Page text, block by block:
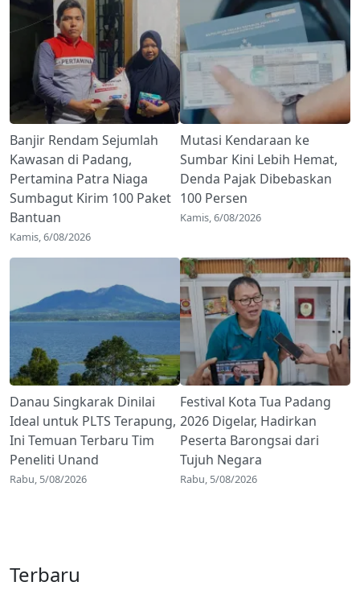
Banjir Rendam Sejumlah
Kawasan di Padang,
Pertamina Patra Niaga
Sumbagut Kirim 100 Paket
Bantuan
Kamis, 6/08/2026
Mutasi Kendaraan ke
Sumbar Kini Lebih Hemat,
Denda Pajak Dibebaskan
100 Persen
Kamis, 6/08/2026
Danau Singkarak Dinilai
Ideal untuk PLTS Terapung,
Ini Temuan Terbaru Tim
Peneliti Unand
Rabu, 5/08/2026
Festival Kota Tua Padang
2026 Digelar, Hadirkan
Peserta Barongsai dari
Tujuh Negara
Rabu, 5/08/2026
Terbaru